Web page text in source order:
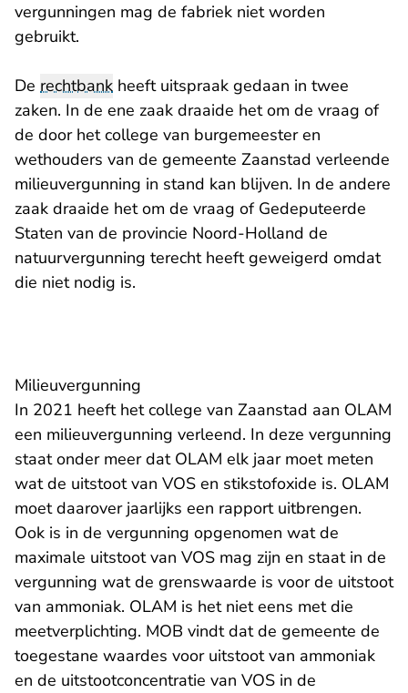
vergunningen mag de fabriek niet worden
gebruikt.
De rechtbank heeft uitspraak gedaan in twee
zaken. In de ene zaak draaide het om de vraag of
de door het college van burgemeester en
wethouders van de gemeente Zaanstad verleende
milieuvergunning in stand kan blijven. In de andere
zaak draaide het om de vraag of Gedeputeerde
Staten van de provincie Noord-Holland de
natuurvergunning terecht heeft geweigerd omdat
die niet nodig is.
Milieuvergunning
In 2021 heeft het college van Zaanstad aan OLAM
een milieuvergunning verleend. In deze vergunning
staat onder meer dat OLAM elk jaar moet meten
wat de uitstoot van VOS en stikstofoxide is. OLAM
moet daarover jaarlijks een rapport uitbrengen.
Ook is in de vergunning opgenomen wat de
maximale uitstoot van VOS mag zijn en staat in de
vergunning wat de grenswaarde is voor de uitstoot
van ammoniak. OLAM is het niet eens met die
meetverplichting. MOB vindt dat de gemeente de
toegestane waardes voor uitstoot van ammoniak
en de uitstootconcentratie van VOS in de